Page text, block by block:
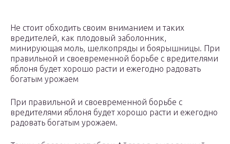
Не стоит обходить своим вниманием и таких
вредителей, как плодовый заболонник,
минирующая моль, шелкопряды и боярышницы. При
правильной и своевременной борьбе с вредителями
яблоня будет хорошо расти и ежегодно радовать
богатым урожаем
При правильной и своевременной борьбе с
вредителями яблоня будет хорошо расти и ежегодно
радовать богатым урожаем.